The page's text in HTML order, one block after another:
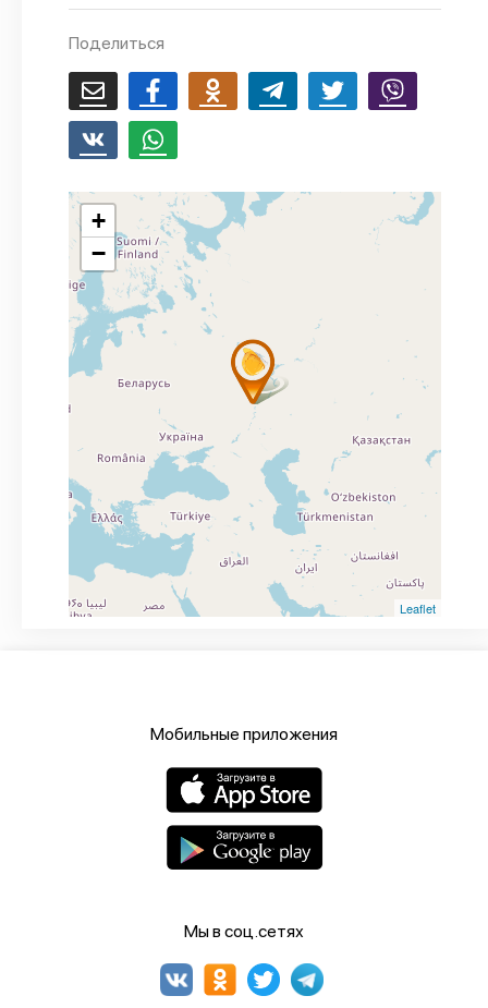
Поделиться
+
−
Leaflet
Мобильные приложения
Мы в соц.сетях